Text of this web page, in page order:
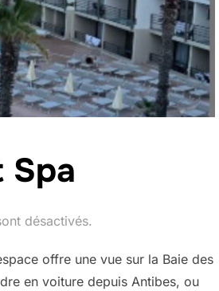
Spa
désactivés.
offre une vue sur la Baie des
en voiture depuis Antibes, ou